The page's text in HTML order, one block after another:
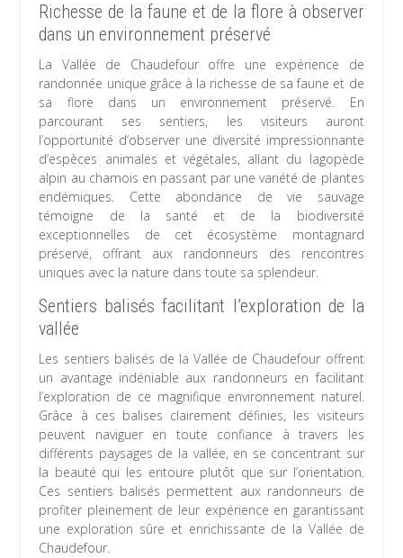
Richesse de la faune et de la flore à observer
dans un environnement préservé
La Vallée de Chaudefour offre une expérience de
randonnée unique grâce à la richesse de sa faune et de
sa flore dans un environnement préservé. En
parcourant ses sentiers, les visiteurs auront
l’opportunité d’observer une diversité impressionnante
d’espèces animales et végétales, allant du lagopède
alpin au chamois en passant par une variété de plantes
endémiques. Cette abondance de vie sauvage
témoigne de la santé et de la biodiversité
exceptionnelles de cet écosystème montagnard
préservé, offrant aux randonneurs des rencontres
uniques avec la nature dans toute sa splendeur.
Sentiers balisés facilitant l’exploration de la
vallée
Les sentiers balisés de la Vallée de Chaudefour offrent
un avantage indéniable aux randonneurs en facilitant
l’exploration de ce magnifique environnement naturel.
Grâce à ces balises clairement définies, les visiteurs
peuvent naviguer en toute confiance à travers les
différents paysages de la vallée, en se concentrant sur
la beauté qui les entoure plutôt que sur l’orientation.
Ces sentiers balisés permettent aux randonneurs de
profiter pleinement de leur expérience en garantissant
une exploration sûre et enrichissante de la Vallée de
Chaudefour.